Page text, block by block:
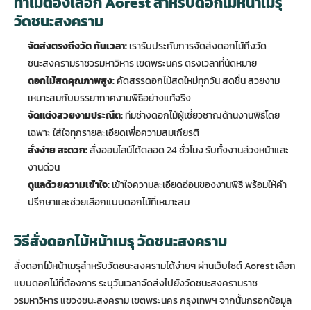
วัดชนะสงคราม
จัดส่งตรงถึงวัด ทันเวลา:เรารับประกันการจัดส่งดอกไม้ถึงวัด
ชนะสงครามราชวรมหาวิหาร เขตพระนคร ตรงเวลาที่นัดหมาย
ดอกไม้สดคุณภาพสูง:คัดสรรดอกไม้สดใหม่ทุกวัน สดชื่น สวยงาม
เหมาะสมกับบรรยากาศงานพิธีอย่างแท้จริง
จัดแต่งสวยงามประณีต:ทีมช่างดอกไม้ผู้เชี่ยวชาญด้านงานพิธีโดย
เฉพาะ ใส่ใจทุกรายละเอียดเพื่อความสมเกียรติ
สั่งง่าย สะดวก:สั่งออนไลน์ได้ตลอด 24 ชั่วโมง รับทั้งงานล่วงหน้าและ
งานด่วน
ดูแลด้วยความเข้าใจ:เข้าใจความละเอียดอ่อนของงานพิธี พร้อมให้คำ
ปรึกษาและช่วยเลือกแบบดอกไม้ที่เหมาะสม
วิธีสั่งดอกไม้หน้าเมรุ วัดชนะสงคราม
สั่งดอกไม้หน้าเมรุสำหรับวัดชนะสงครามได้ง่ายๆ ผ่านเว็บไซต์ Aorest เลือก
แบบดอกไม้ที่ต้องการ ระบุวันเวลาจัดส่งไปยังวัดชนะสงครามราช
วรมหาวิหาร แขวงชนะสงคราม เขตพระนคร กรุงเทพฯ จากนั้นกรอกข้อมูล